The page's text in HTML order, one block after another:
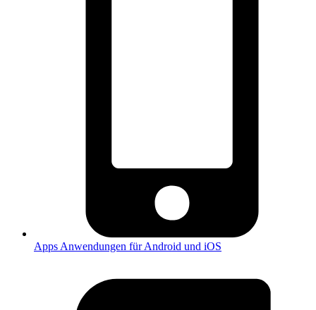
Apps Anwendungen für Android und iOS